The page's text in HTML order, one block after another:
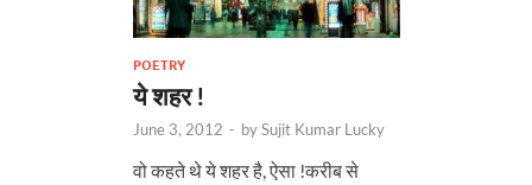
POETRY
ये शहर !
June 3, 2012 - bySujit Kumar Lucky
वो कहते थे ये शहर है, ऐसा !करीब से